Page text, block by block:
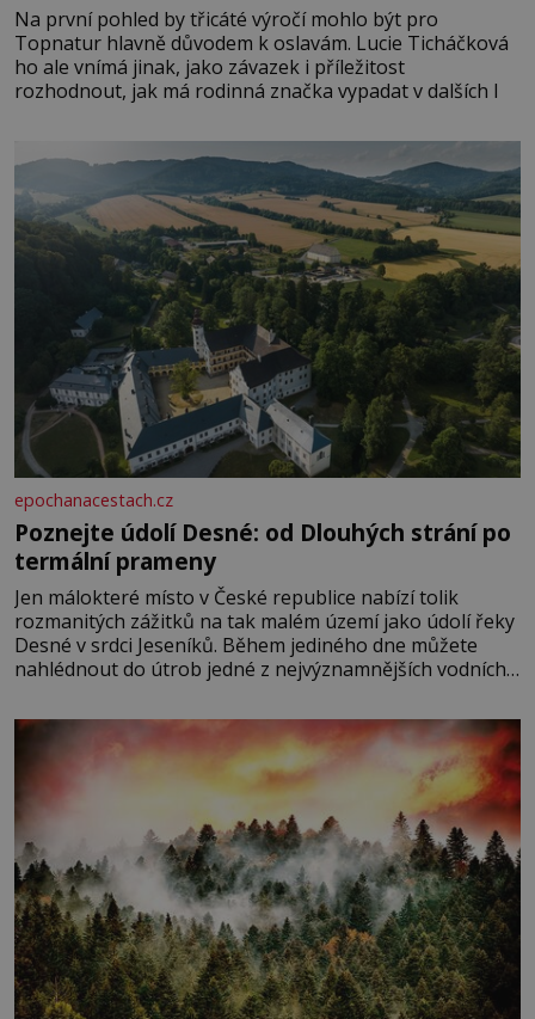
Na první pohled by třicáté výročí mohlo být pro
Topnatur hlavně důvodem k oslavám. Lucie Ticháčková
ho ale vnímá jinak, jako závazek i příležitost
rozhodnout, jak má rodinná značka vypadat v dalších l
epochanacestach.cz
Poznejte údolí Desné: od Dlouhých strání po
termální prameny
Jen málokteré místo v České republice nabízí tolik
rozmanitých zážitků na tak malém území jako údolí řeky
Desné v srdci Jeseníků. Během jediného dne můžete
nahlédnout do útrob jedné z nejvýznamnějších vodních
se na koloběžce a den zakončit poznáváním památek ve
Velkých Losinách nebo v termálním